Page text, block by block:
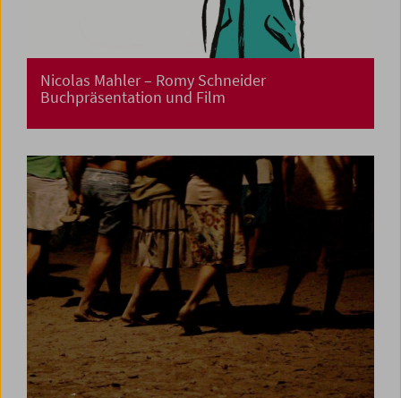
Nicolas Mahler – Romy Schneider
Buchpräsentation und Film